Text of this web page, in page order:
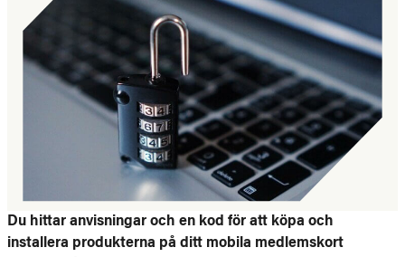
Du hittar anvisningar och en kod för att köpa och
installera produkterna på ditt mobila medlemskort